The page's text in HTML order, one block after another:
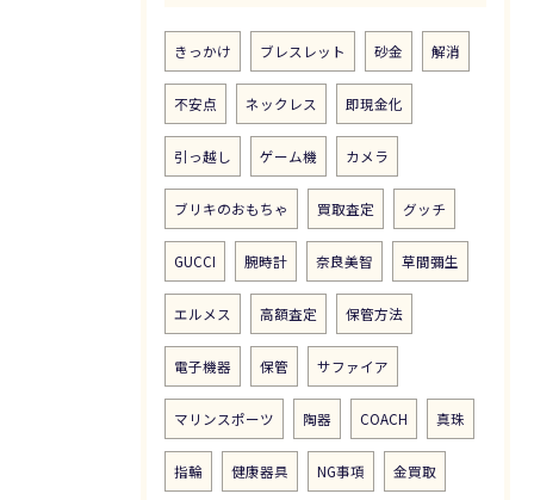
きっかけ ブレスレット 砂金 解消
不安点 ネックレス 即現金化
引っ越し ゲーム機 カメラ
ブリキのおもちゃ 買取査定 グッチ
GUCCI 腕時計 奈良美智 草間彌生
エルメス 高額査定 保管方法
電子機器 保管 サファイア
マリンスポーツ 陶器 COACH 真珠
指輪 健康器具 NG事項 金買取